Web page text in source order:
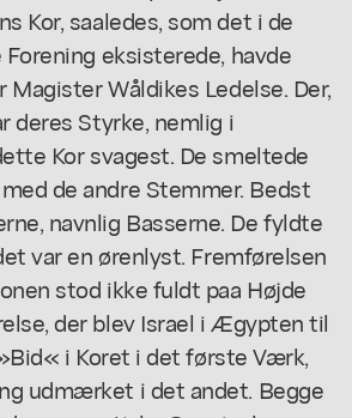
Kor, saaledes, som det i de
eksisterede, havde
Wåldikes Ledelse. Der,
deres Styrke, nemlig i
Kor svagest. De smeltede
de andre Stemmer. Bedst
navnlig Basserne. De fyldte
var en ørenlyst. Fremførelsen
stod ikke fuldt paa Højde
der blev Israel i Ægypten til
i Koret i det første Værk,
udmærket i det andet. Begge